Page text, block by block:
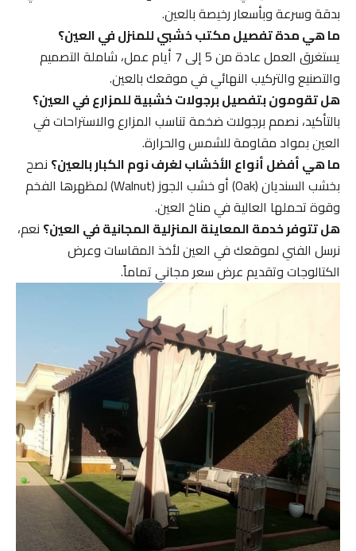
بدقة وسرعة وبأسعار رخيصة بالعين.
ما هي مدة تفصيل مكتب خشبي للمنزل في العين؟
يستغرق العمل عادة من 5 إلى 7 أيام عمل، شاملة التصميم
والتصنيع والتركيب النهائي في موقعك بالعين.
هل تقومون بتفصيل برجولات خشبية للمزارع في العين؟
بالتأكيد، نصمم برجولات ضخمة تناسب المزارع والاستراحات في
العين بمواد مقاومة للشمس والحرارة.
ما هي أفضل أنواع الأخشاب لغرف نوم الكبار بالعين؟نصح
بخشب السنديان (Oak) أو خشب الجوز (Walnut) لمظهرها الفخم
وقوة تحملها العالية في مناخ العين.
هل تتوفر خدمة المعاينة المنزلية المجانية في العين؟نعم،
نرسل الفني لموقعك في العين لأخذ المقاسات وعرض
الكتالوجات وتقديم عرض سعر مجاني تماماً.